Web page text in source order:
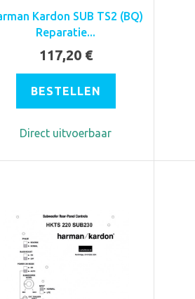
Kardon SUB TS2 (BQ)
Reparatie...
117,20 €
BESTELLEN
Direct uitvoerbaar